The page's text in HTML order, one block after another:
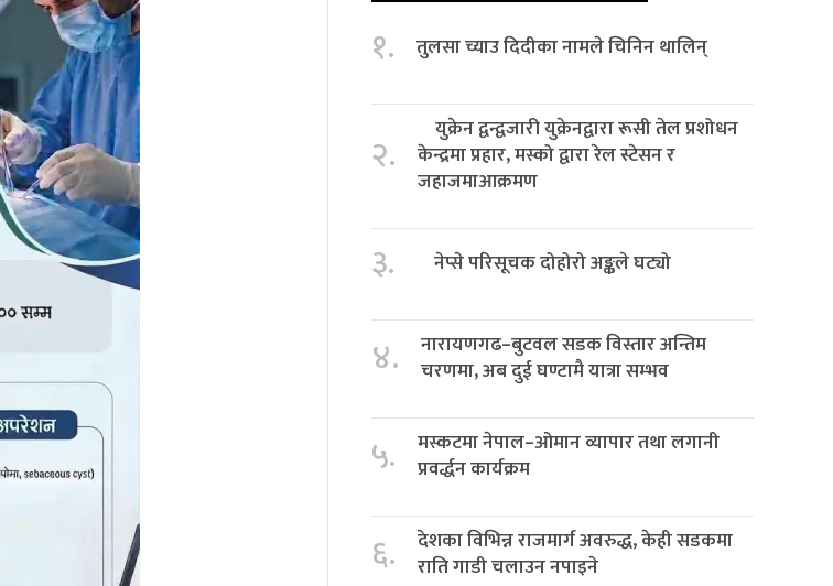
१. तुलसा च्याउ दिदीका नामले चिनिन थालिन्
२.
युक्रेन द्वन्द्वजारी युक्रेनद्वारा रूसी तेल प्रशोधन
केन्द्रमा प्रहार, मस्को द्वारा रेल स्टेसन र
जहाजमाआक्रमण
३. नेप्से परिसूचक दोहोरो अङ्कले घट्यो
४.
नारायणगढ–बुटवल सडक विस्तार अन्तिम
चरणमा, अब दुई घण्टामै यात्रा सम्भव
५.
मस्कटमा नेपाल–ओमान व्यापार तथा लगानी
प्रवर्द्धन कार्यक्रम
६.
देशका विभिन्न राजमार्ग अवरुद्ध, केही सडकमा
राति गाडी चलाउन नपाइने